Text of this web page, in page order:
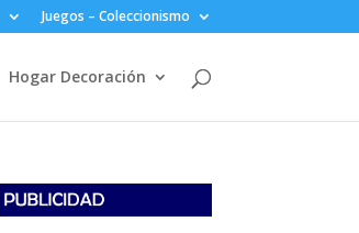
Juegos – Coleccionismo
Hogar Decoración